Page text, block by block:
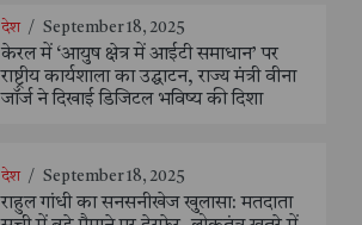
देश / September 18, 2025
केरल में ‘आयुष क्षेत्र में आईटी समाधान’ पर
राष्ट्रीय कार्यशाला का उद्घाटन, राज्य मंत्री वीना
जॉर्ज ने दिखाई डिजिटल भविष्य की दिशा
देश / September 18, 2025
राहुल गांधी का सनसनीखेज खुलासा: मतदाता